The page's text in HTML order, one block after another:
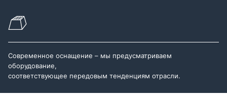
Современное оснащение – мы предусматриваем
оборудование,
соответствующее передовым тенденциям отрасли.